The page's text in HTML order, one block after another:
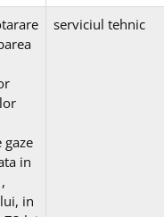
in
in
serviciul tehnic